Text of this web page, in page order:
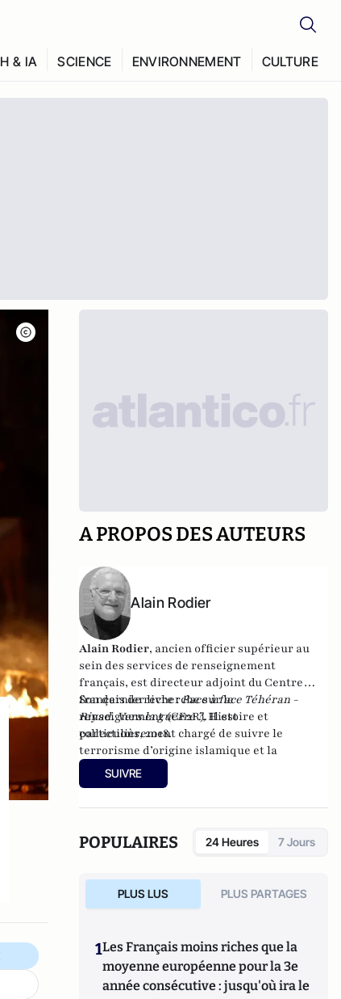
& IA SCIENCE ENVIRONNEMENT CULTURE
A PROPOS DES AUTEURS
Alain Rodier
Alain Rodier, ancien officier supérieur au
sein des services de renseignement
français, est directeur adjoint du Centre
français de recherche sur le
renseignement(CF2R). Il est
particulièrement chargé de suivre le
terrorisme d’origine islamique et la
criminalité organisée.
Son dernier livre :Face à face Téhéran -
Riyad. Vers la guerre ?, Histoire et
collections, 2018.
SUIVRE
POPULAIRES 24 Heures 7 Jours
PLUS LUS PLUS PARTAGES
1Les Français moins riches que la
moyenne européenne pour la 3e
année consécutive : jusqu'où ira le